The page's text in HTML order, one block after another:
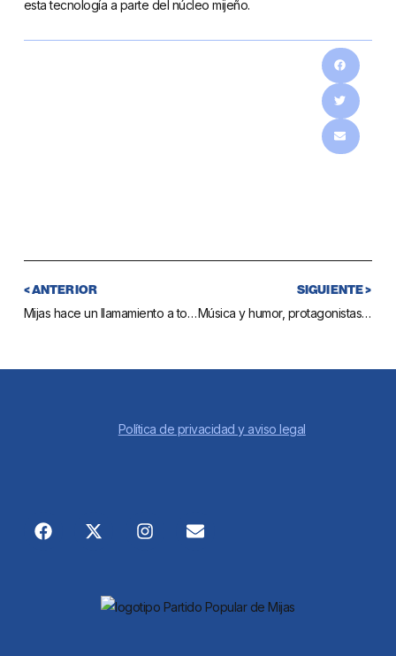
esta tecnología a parte del núcleo mijeño.
< ANTERIOR
Mijas hace un llamamiento a todas las urbanizaciones para que convenien con el Ayuntamiento el pago y mantenimiento del alumbrado viario
SIGUIENTE >
Música y humor, protagonistas de la programación del segundo trimestre del Teatro de Las Lagunas
Política de privacidad y aviso legal